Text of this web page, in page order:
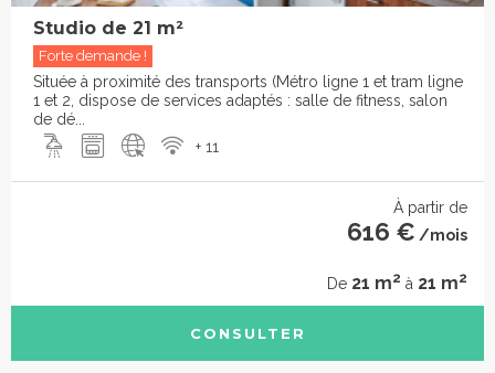
Studio de 21 m²
Forte demande !
Située à proximité des transports (Métro ligne 1 et tram ligne
1 et 2, dispose de services adaptés : salle de fitness, salon
de dé...
+ 11
À partir de
616 € /mois
De 21 m2 à 21 m2
CONSULTER